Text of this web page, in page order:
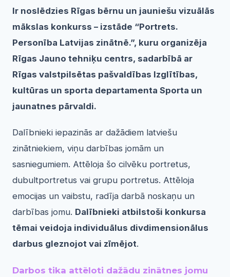
Ir noslēdzies Rīgas bērnu un jauniešu vizuālās
mākslas konkurss – izstāde “Portrets.
Personība Latvijas zinātnē.”, kuru organizēja
Rīgas Jauno tehniķu centrs, sadarbībā ar
Rīgas valstpilsētas pašvaldības Izglītības,
kultūras un sporta departamenta Sporta un
jaunatnes pārvaldi.
Dalībnieki iepazinās ar dažādiem latviešu
zinātniekiem, viņu darbības jomām un
sasniegumiem. Attēloja šo cilvēku portretus,
dubultportretus vai grupu portretus. Attēloja
emocijas un vaibstu, radīja darbā noskaņu un
darbības jomu. Dalībnieki atbilstoši konkursa
tēmai veidoja individuālus divdimensionālus
darbus gleznojot vai zīmējot.
Darbos tika attēloti dažādu zinātnes jomu